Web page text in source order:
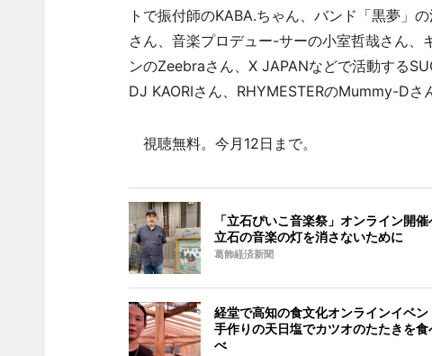
トで振付師のKABA.ちゃん、バンド「黒夢」
さん、音楽プロデュー-サーの小室哲哉さん
ンのZeebraさん、X JAPANなどで活動する
DJ KAORIさん、RHYMESTERのMummy-Dさ
視聴無料。今月12日まで。
「立石ぴいこ音楽祭」オンライン開催
立石の音楽の灯を消さないために
葛飾経済新聞
経堂で高知の食文化オンラインイベン
手作りの天日塩でカツオのたたきを食
べ